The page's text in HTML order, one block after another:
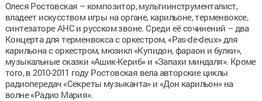
Олеся Ростовская – композитор, мультиинструменталист,
владеет искусством игры на органе, карильоне, терменвоксе,
синтезаторе АНС и русском звоне. Среди её сочинений – два
Концерта для терменвокса с оркестром, «Pas-de-deux» для
карильона с оркестром, мюзикл «Купидон, фараон и булки»,
музыкальные сказки «Ашик-Кериб» и «Запахи миндаля». Кроме
того, в 2010-2011 году Ростовская вела авторские циклы
радиопередач «Секреты музыканта» и «Дон карильон» на
волне «Радио Мария».